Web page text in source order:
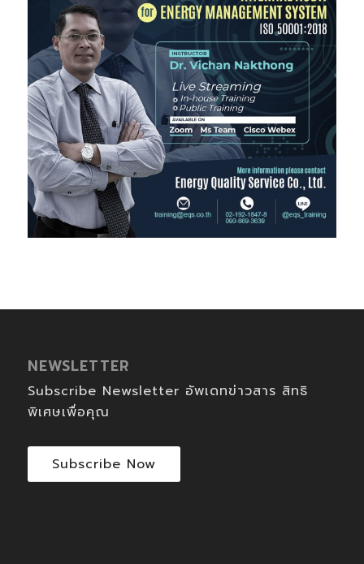
NEWSLETTER
Subscribe Newsletter อัพเดทข่าวสาร สิทธิ
พิเศษเพื่อคุณ
Subscribe Now